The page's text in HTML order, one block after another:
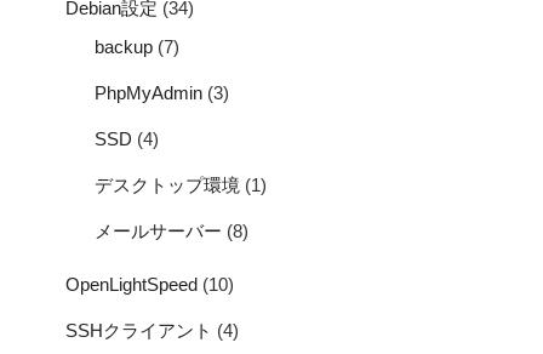
Debian設定 (34)
backup (7)
PhpMyAdmin (3)
SSD (4)
デスクトップ環境 (1)
メールサーバー (8)
OpenLightSpeed (10)
SSHクライアント (4)